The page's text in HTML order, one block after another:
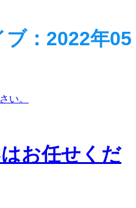
ブ：2022年05
お任せくだ